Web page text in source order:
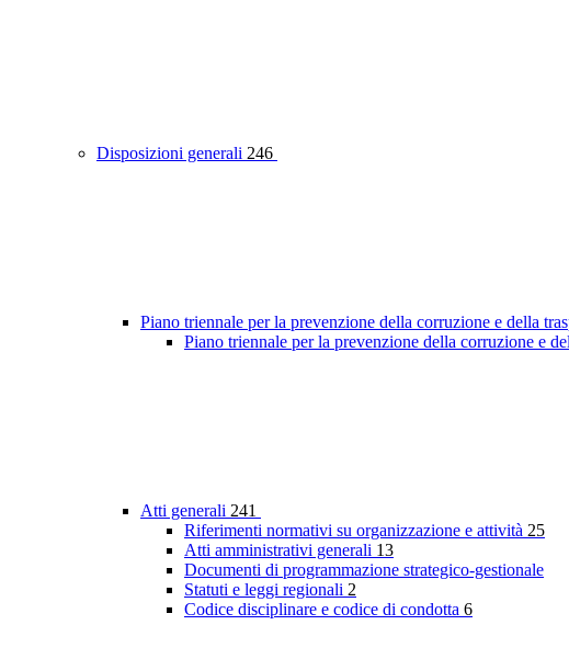
Disposizioni generali 246
Piano triennale per la prevenzione della corruzione e della
Piano triennale per la prevenzione della corruzione e
Atti generali 241
Riferimenti normativi su organizzazione e attività 25
Atti amministrativi generali 13
Documenti di programmazione strategico-gestionale
Statuti e leggi regionali 2
Codice disciplinare e codice di condotta 6